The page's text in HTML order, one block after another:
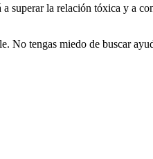
a superar la relación tóxica y a
No tengas miedo de buscar